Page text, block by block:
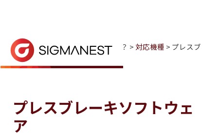
ホーム > なぜシグマNESTなのか？ > 対応機種 > プレスブ
レーキ
プレスブレーキ機
問い合わせ
プレスブレーキソフトウェ
ア